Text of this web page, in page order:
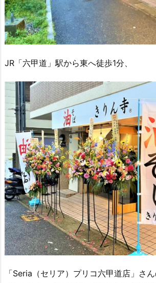
JR「六甲道」駅から東へ徒歩1分、
「Seria（セリア）プリコ六甲道店」さ